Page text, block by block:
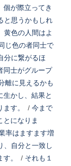
個が際立ってき
と思うかもしれ
黄色の人間はよ
じ色の者同士で
分に繋がるほ
同士がグループ
離に見えるかも
生かし、結果と
す。
/ 今まで
とになりま
率はますます増
、自分と一致し
。
/ それも１